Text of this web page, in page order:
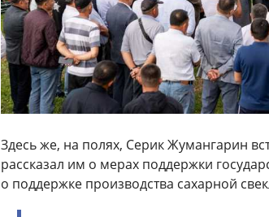
Здесь же, на полях, Серик Жумангарин
рассказал им о мерах поддержки
о поддержке производства сахарной